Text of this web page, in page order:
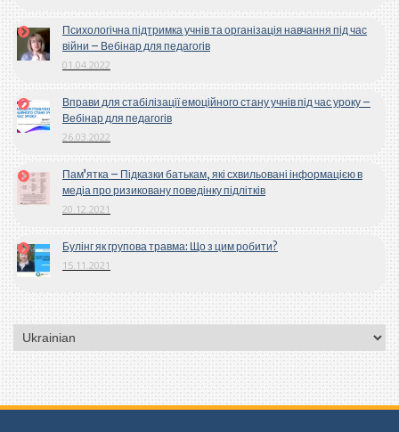
Психологічна підтримка учнів та організація навчання під час
війни – Вебінар для педагогів
01.04.2022
Вправи для стабілізації емоційного стану учнів під час уроку –
Вебінар для педагогів
26.03.2022
Пам’ятка – Підказки батькам, які схвильовані інформацією в
медіа про ризиковану поведінку підлітків
20.12.2021
Булінг як групова травма: Що з цим робити?
15.11.2021
Вибрати
мову